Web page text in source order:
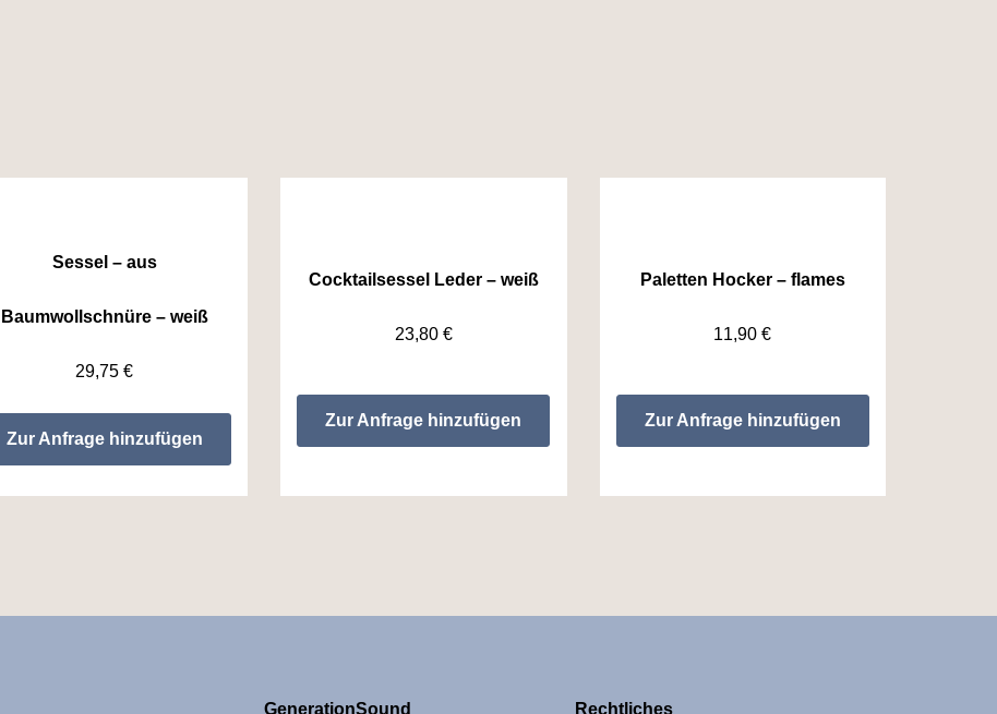
Sessel – aus
Baumwollschnüre – weiß
29,75€
Zur Anfrage hinzufügen
Cocktailsessel Leder – weiß
23,80 €
Zur Anfrage hinzufügen
Paletten Hocker – flames
11,90€
Zur Anfrage hinzufügen
GenerationSound Rechtliches